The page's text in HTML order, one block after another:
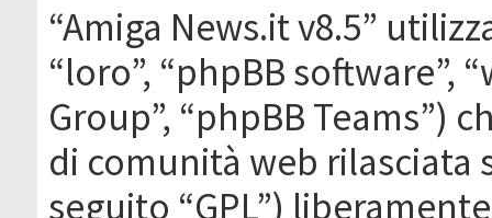
“Amiga News.it v8.5”
“loro”, “phpBB software”,
Group”, “phpBB Teams”)
di comunità web rilasciata
seguito “GPL”)